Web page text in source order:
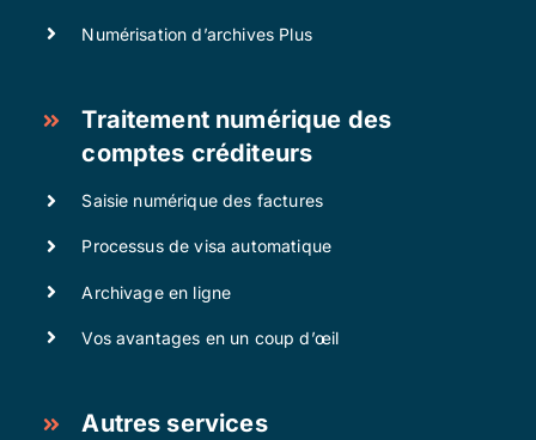
Numérisation d’archives Plus
Traitement numérique des
comptes créditeurs
Saisie numérique des factures
Processus de visa automatique
Archivage en ligne
Vos avantages en un coup d’œil
Autres services